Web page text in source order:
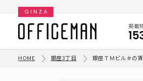
GINZA
掲載
HOME 銀座3丁目 銀座ＴＭビル＃の